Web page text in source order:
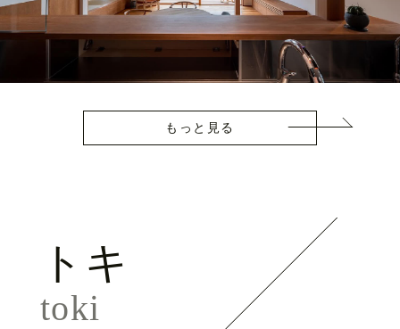
もっと見る
トキ
toki